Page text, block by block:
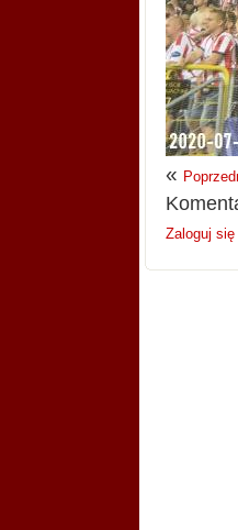
«
Zaloguj się